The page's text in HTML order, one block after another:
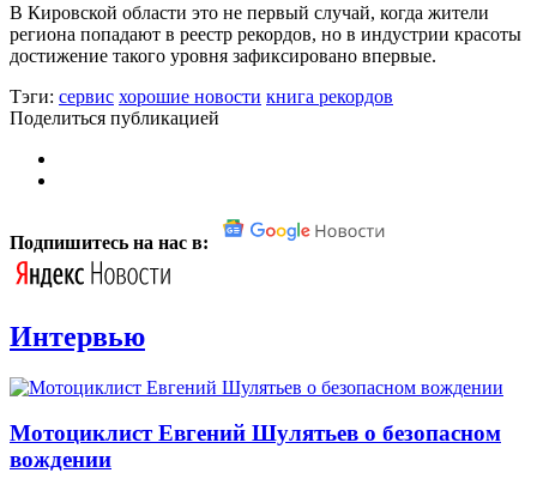
В Кировской области это не первый случай, когда жители
региона попадают в реестр рекордов, но в индустрии красоты
достижение такого уровня зафиксировано впервые.
Тэги: сервис хорошие новости книга рекордов
Поделиться публикацией
Подпишитесь на нас в:
Интервью
Мотоциклист Евгений Шулятьев о безопасном
вождении